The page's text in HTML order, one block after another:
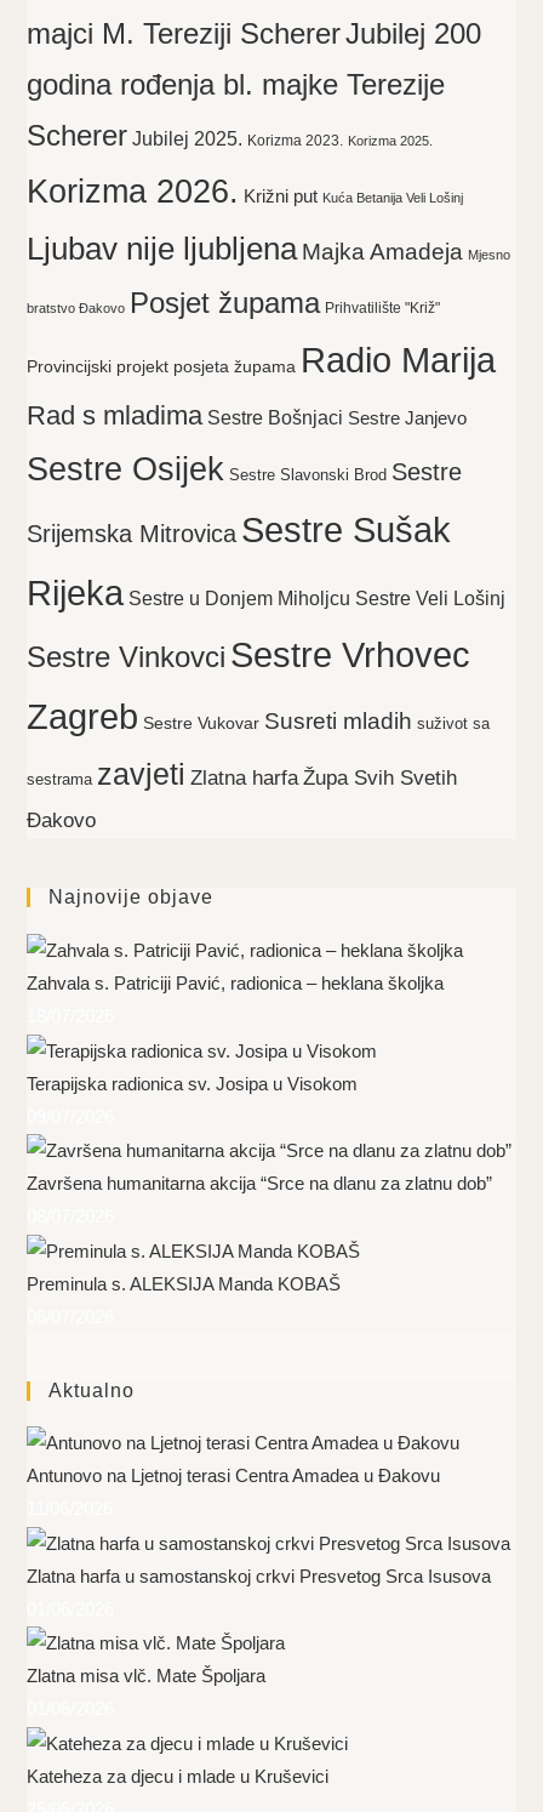
majci M. Tereziji SchererJubilej 200
godina rođenja bl. majke Terezije
Scherer Jubilej 2025. Korizma 2023. Korizma 2025.
Korizma 2026. Križni put Kuća Betanija Veli Lošinj
Ljubav nije ljubljena Majka Amadeja Mjesno
bratstvo Đakovo Posjet župama Prihvatilište "Križ"
Provincijski projekt posjeta župama Radio Marija
Rad s mladima Sestre Bošnjaci Sestre Janjevo
Sestre Osijek Sestre Slavonski Brod Sestre
Srijemska Mitrovica Sestre Sušak
Rijeka Sestre u Donjem Miholjcu Sestre Veli Lošinj
Sestre Vinkovci Sestre Vrhovec
Zagreb Sestre Vukovar Susreti mladih suživot sa
sestrama zavjeti Zlatna harfa Župa Svih Svetih
Đakovo
Najnovije objave
Zahvala s. Patriciji Pavić, radionica – heklana školjka
Terapijska radionica sv. Josipa u Visokom
Završena humanitarna akcija “Srce na dlanu za zlatnu dob”
Preminula s. ALEKSIJA Manda KOBAŠ
Aktualno
Antunovo na Ljetnoj terasi Centra Amadea u Đakovu
Zlatna harfa u samostanskoj crkvi Presvetog Srca Isusova
Zlatna misa vlč. Mate Špoljara
Kateheza za djecu i mlade u Kruševici